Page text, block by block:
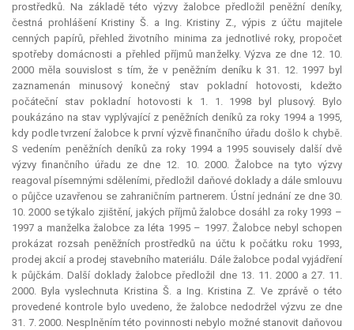
prostředků. Na základě této výzvy žalobce předložil peněžní deníky,
čestná prohlášení Kristiny Š. a Ing. Kristiny Z., výpis z účtu majitele
cenných papírů, přehled životního minima za jednotlivé roky, propočet
spotřeby domácnosti a přehled příjmů manželky. Výzva ze dne 12. 10.
2000 měla souvislost s tím, že v peněžním deníku k 31. 12. 1997 byl
zaznamenán minusový konečný stav pokladní hotovosti, kdežto
počáteční stav pokladní hotovosti k 1. 1. 1998 byl plusový. Bylo
poukázáno na stav vyplývající z peněžních deníků za roky 1994 a 1995,
kdy podle tvrzení žalobce k první výzvě finančního úřadu došlo k chybě.
S vedením peněžních deníků za roky 1994 a 1995 souvisely další dvě
výzvy finančního úřadu ze dne 12. 10. 2000. Žalobce na tyto výzvy
reagoval písemnými sděleními, předložil daňové doklady a dále smlouvu
o půjčce uzavřenou se zahraničním partnerem. Ústní jednání ze dne 30.
10. 2000 se týkalo zjištění, jakých příjmů žalobce dosáhl za roky 1993 –
1997 a manželka žalobce za léta 1995 – 1997. Žalobce nebyl schopen
prokázat rozsah peněžních prostředků na účtu k počátku roku 1993,
prodej akcií a prodej stavebního materiálu. Dále žalobce podal vyjádření
k půjčkám. Další doklady žalobce předložil dne 13. 11. 2000 a 27. 11.
2000. Byla vyslechnuta Kristina Š. a Ing. Kristina Z. Ve zprávě o této
provedené kontrole bylo uvedeno, že žalobce nedodržel výzvu ze dne
31. 7. 2000. Nesplněním této povinnosti nebylo možné stanovit daňovou